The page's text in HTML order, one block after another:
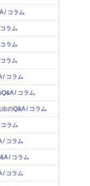
/ コラム
ラム
ラム
ラム
/ コラム
/ コラム
のQ&A / コラム
ラム
/ コラム
/ コラム
/ コラム